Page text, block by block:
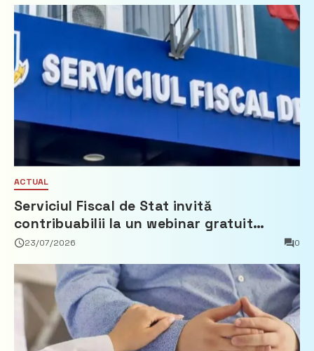
ACTUAL
Serviciul Fiscal de Stat invită
contribuabilii la un webinar gratuit
privind calculul impozitului pe bunurile
23/07/2026 0